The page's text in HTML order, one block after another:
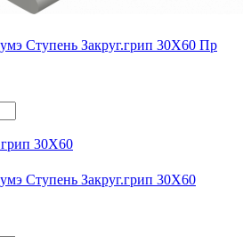
Ступень Закруг.грип 30X60 Пр
Ступень Закруг.грип 30X60